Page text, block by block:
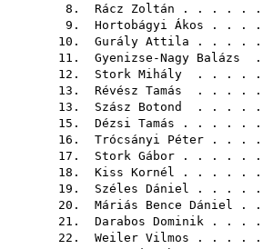
8. Rácz Zoltán . . . . .
9. Hortobágyi Ákos . . .
10. Gurály Attila . . . .
11. Gyenizse-Nagy Balázs
12. Stork Mihály . . . .
13. Révész Tamás . . . .
13. Szász Botond . . . .
15. Dézsi Tamás . . . . .
16. Trócsányi Péter . . .
17. Stork Gábor . . . . .
18. Kiss Kornél . . . . .
19. Széles Dániel . . . .
20. Máriás Bence Dániel .
21. Darabos Dominik . . .
22. Weiler Vilmos . . . .